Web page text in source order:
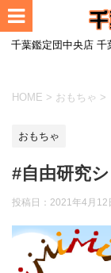
千葉鑑定団中央店
HOME > おもちゃ >
おもちゃ
#自由研究
投稿日： 2021年4月12